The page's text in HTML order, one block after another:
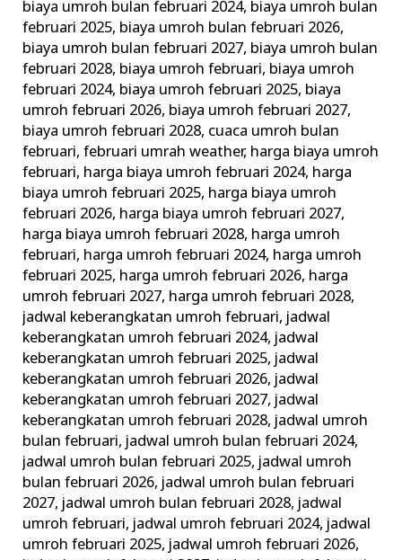
biaya umroh bulan februari 2024, biaya umroh bulan
februari 2025, biaya umroh bulan februari 2026,
biaya umroh bulan februari 2027, biaya umroh bulan
februari 2028, biaya umroh februari, biaya umroh
februari 2024, biaya umroh februari 2025, biaya
umroh februari 2026, biaya umroh februari 2027,
biaya umroh februari 2028, cuaca umroh bulan
februari,februari umrah weather, harga biaya umroh
februari, harga biaya umroh februari 2024, harga
biaya umroh februari 2025, harga biaya umroh
februari 2026, harga biaya umroh februari 2027,
harga biaya umroh februari 2028, harga umroh
februari, harga umroh februari 2024, harga umroh
februari 2025, harga umroh februari 2026, harga
umroh februari 2027, harga umroh februari 2028,
jadwal keberangkatan umroh februari, jadwal
keberangkatan umroh februari 2024, jadwal
keberangkatan umroh februari 2025, jadwal
keberangkatan umroh februari 2026, jadwal
keberangkatan umroh februari 2027, jadwal
keberangkatan umroh februari 2028, jadwal umroh
bulan februari, jadwal umroh bulan februari 2024,
jadwal umroh bulan februari 2025, jadwal umroh
bulan februari 2026, jadwal umroh bulan februari
2027, jadwal umroh bulan februari 2028, jadwal
umroh februari, jadwal umroh februari 2024, jadwal
umroh februari 2025, jadwal umroh februari 2026,